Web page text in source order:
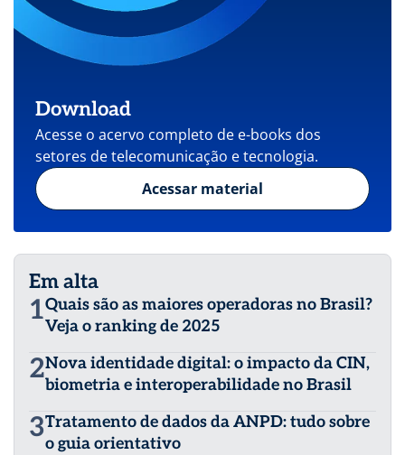
Download
Acesse o acervo completo de e-books dos
setores de telecomunicação e tecnologia.
Acessar material
Em alta
1Quais são as maiores operadoras no Brasil?
Veja o ranking de 2025
2Nova identidade digital: o impacto da CIN,
biometria e interoperabilidade no Brasil
3Tratamento de dados da ANPD: tudo sobre
o guia orientativo